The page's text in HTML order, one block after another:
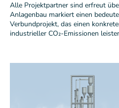
Alle Projektpartner sind erfreut
Anlagenbau markiert einen
Verbundprojekt, das einen
industrieller CO₂-Emissionen